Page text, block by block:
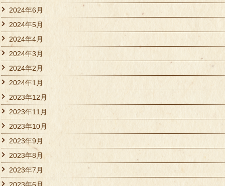
2024年6月
2024年5月
2024年4月
2024年3月
2024年2月
2024年1月
2023年12月
2023年11月
2023年10月
2023年9月
2023年8月
2023年7月
2023年6月